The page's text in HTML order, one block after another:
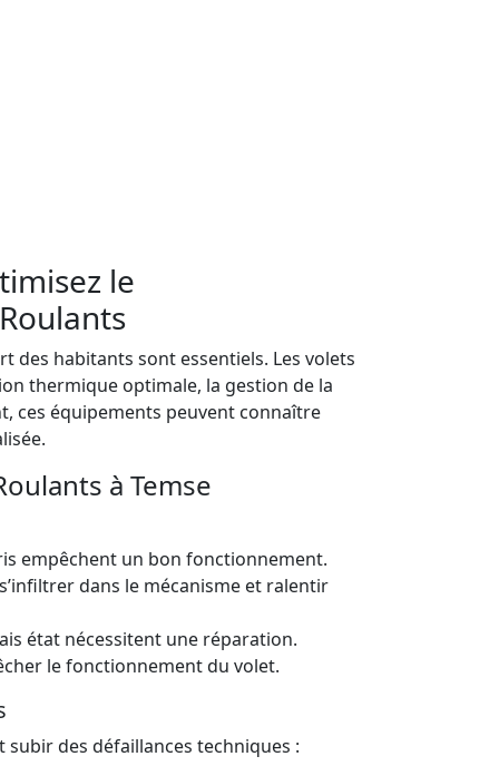
le
des habitants sont essentiels. Les volets
thermique optimale, la gestion de la
ces équipements peuvent connaître
à Temse
empêchent un bon fonctionnement.
dans le mécanisme et ralentir
état nécessitent une réparation.
le fonctionnement du volet.
des défaillances techniques :